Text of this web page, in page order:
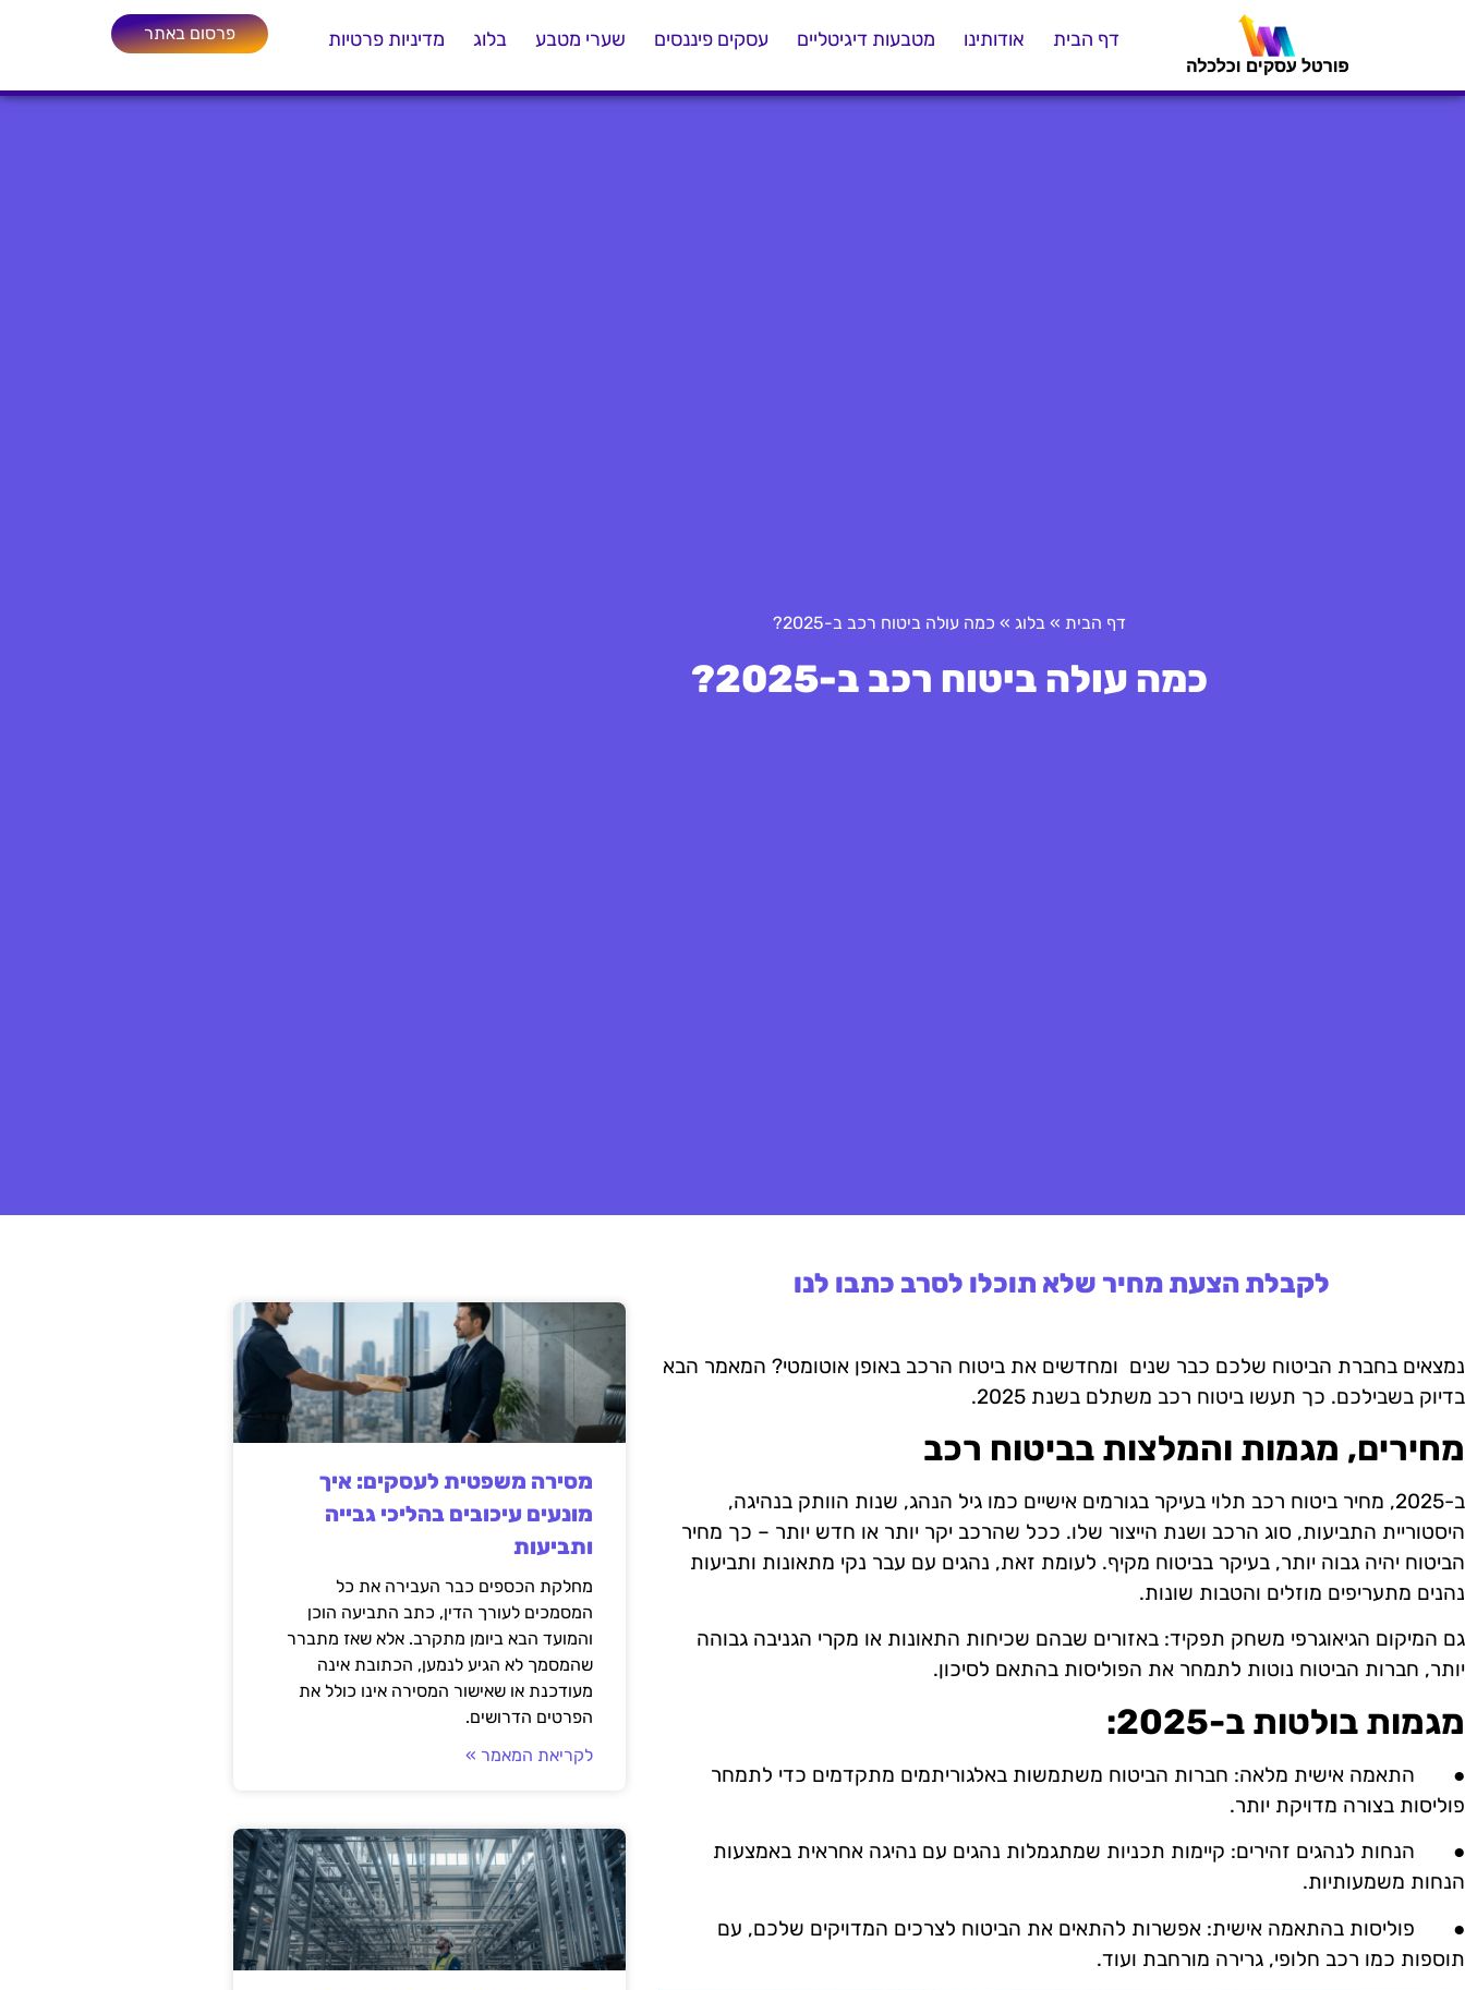
דף הבית אודותינו מטבעות דיגיטליים עסקים פיננסים שערי מטבע בלוג מדיניות פרטיות פרסום באתר
דף הבית » בלוג » כמה עולה ביטוח רכב ב-2025?
כמה עולה ביטוח רכב ב-2025?
לקבלת הצעת מחיר שלא תוכלו לסרב כתבו לנו
נמצאים בחברת הביטוח שלכם כבר שנים ומחדשים את ביטוח הרכב באופן אוטומטי? המאמר הבא
בדיוק בשבילכם. כך תעשו ביטוח רכב משתלם בשנת 2025.
מחירים, מגמות והמלצות בביטוח רכב
ב-2025, מחיר ביטוח רכב תלוי בעיקר בגורמים אישיים כמו גיל הנהג, שנות הוותק בנהיגה,
היסטוריית התביעות, סוג הרכב ושנת הייצור שלו. ככל שהרכב יקר יותר או חדש יותר – כך מחיר
הביטוח יהיה גבוה יותר, בעיקר בביטוח מקיף. לעומת זאת, נהגים עם עבר נקי מתאונות ותביעות
נהנים מתעריפים מוזלים והטבות שונות.
גם המיקום הגיאוגרפי משחק תפקיד: באזורים שבהם שכיחות התאונות או מקרי הגניבה גבוהה
יותר, חברות הביטוח נוטות לתמחר את הפוליסות בהתאם לסיכון.
מגמות בולטות ב-2025:
● התאמה אישית מלאה: חברות הביטוח משתמשות באלגוריתמים מתקדמים כדי לתמחר
פוליסות בצורה מדויקת יותר.
● הנחות לנהגים זהירים: קיימות תכניות שמתגמלות נהגים עם נהיגה אחראית באמצעות
הנחות משמעותיות.
● פוליסות בהתאמה אישית: אפשרות להתאים את הביטוח לצרכים המדויקים שלכם, עם
תוספות כמו רכב חלופי, גרירה מורחבת ועוד.
מסירה משפטית לעסקים: איך
מונעים עיכובים בהליכי גבייה
ותביעות
מחלקת הכספים כבר העבירה את כל
המסמכים לעורך הדין, כתב התביעה הוכן
והמועד הבא ביומן מתקרב. אלא שאז מתברר
שהמסמך לא הגיע לנמען, הכתובת אינה
מעודכנת או שאישור המסירה אינו כולל את
הפרטים הדרושים.
לקריאת המאמר »